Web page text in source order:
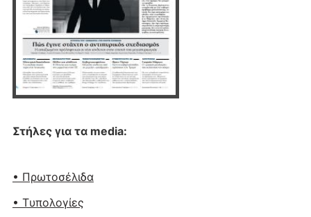
Στήλες για τα media:
• Πρωτοσέλιδα
• Tυπολογίες